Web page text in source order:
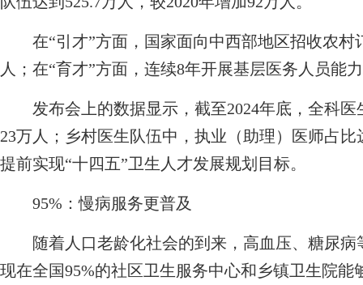
在“引才”方面，国家面向中西部地区招收农村
人；在“育才”方面，连续8年开展基层医务人员能
发布会上的数据显示，截至2024年底，全科医
23万人；乡村医生队伍中，执业（助理）医师占比
提前实现“十四五”卫生人才发展规划目标。
95%：慢病服务更普及
随着人口老龄化社会的到来，高血压、糖尿病
现在全国95%的社区卫生服务中心和乡镇卫生院